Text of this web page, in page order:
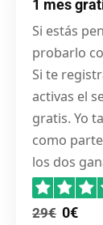
1 mes
Si estás
probarlo
Si te
activas el
gratis. Yo
como
los dos
29€ 0€